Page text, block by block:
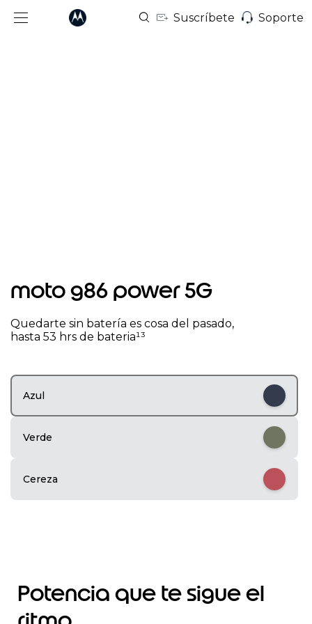
Suscríbete Soporte
t
e
1
o
moto g86 power 5G
Quedarte sin batería es cosa del pasado,
hasta 53 hrs de bateria¹³
Azul
Verde
Cereza
Potencia que te sigue el